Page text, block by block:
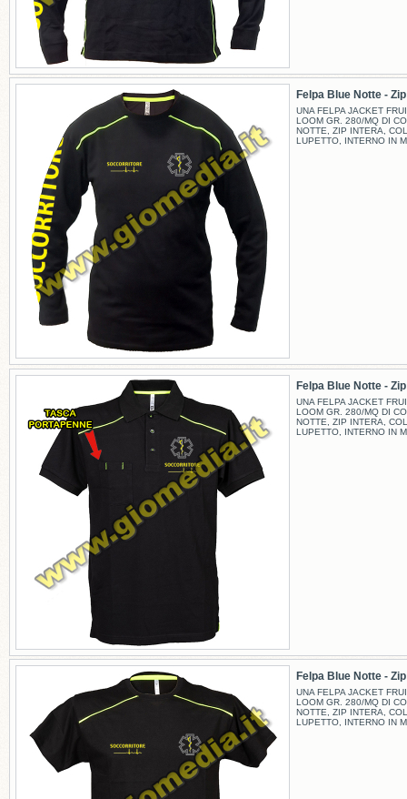
Felpa Blue Notte - Zip
UNA FELPA JACKET
LOOM GR. 280/MQ DI
NOTTE, ZIP INTERA,
LUPETTO, INTERNO IN
Felpa Blue Notte - Zip
UNA FELPA JACKET
LOOM GR. 280/MQ DI
NOTTE, ZIP INTERA,
LUPETTO, INTERNO IN
Felpa Blue Notte - Zip
UNA FELPA JACKET
LOOM GR. 280/MQ DI
NOTTE, ZIP INTERA,
LUPETTO, INTERNO IN